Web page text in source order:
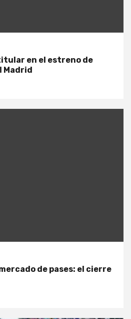
en el estreno de
Madrid
de pases: el cierre